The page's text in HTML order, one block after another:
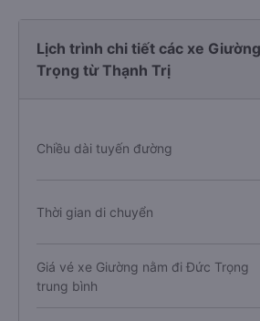
Lịch trình chi tiết các xe
Trọng từ Thạnh Trị
Chiều dài tuyến đường
Thời gian di chuyển
Giá vé xe Giường nằm đi Đức Trọng
trung bình